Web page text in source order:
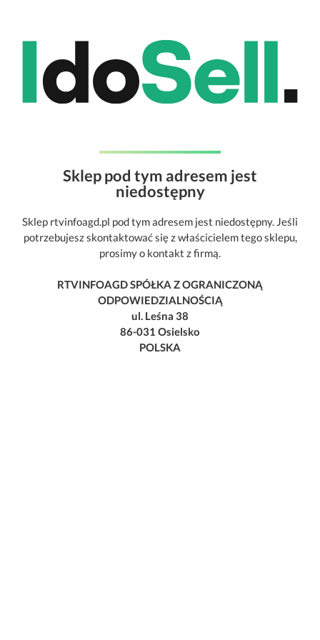
Sklep pod tym adresem jest
niedostępny
Sklep rtvinfoagd.pl pod tym adresem jest niedostępny. Jeśli
potrzebujesz skontaktować się z właścicielem tego sklepu,
prosimy o kontakt z firmą.
RTVINFOAGD SPÓŁKA Z OGRANICZONĄ
ODPOWIEDZIALNOŚCIĄ
ul. Leśna 38
86-031 Osielsko
POLSKA